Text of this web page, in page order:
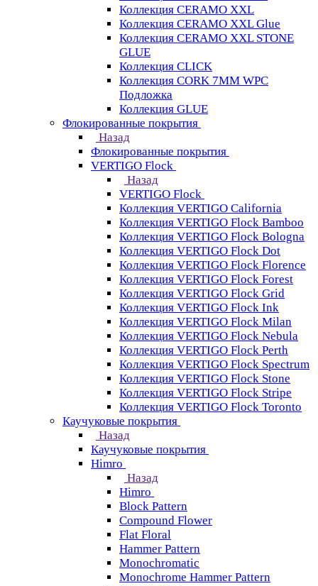
Коллекция CERAMO XXL
Коллекция CERAMO XXL Glue
Коллекция CERAMO XXL STONE
GLUE
Коллекция CLICK
Коллекция CORK 7MM WPC
Подложка
Коллекция GLUE
Флокированные покрытия
Назад
Флокированные покрытия
VERTIGO Flock
Назад
VERTIGO Flock
Коллекция VERTIGO California
Коллекция VERTIGO Flock Bamboo
Коллекция VERTIGO Flock Bologna
Коллекция VERTIGO Flock Dot
Коллекция VERTIGO Flock Florence
Коллекция VERTIGO Flock Forest
Коллекция VERTIGO Flock Grid
Коллекция VERTIGO Flock Ink
Коллекция VERTIGO Flock Milan
Коллекция VERTIGO Flock Nebula
Коллекция VERTIGO Flock Perth
Коллекция VERTIGO Flock Spectrum
Коллекция VERTIGO Flock Stone
Коллекция VERTIGO Flock Stripe
Коллекция VERTIGO Flock Toronto
Каучуковые покрытия
Назад
Каучуковые покрытия
Himro
Назад
Himro
Block Pattern
Compound Flower
Flat Floral
Hammer Pattern
Monochromatic
Monochrome Hammer Pattern